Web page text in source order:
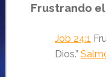
Frustrando
Job 24:1
Dios.”